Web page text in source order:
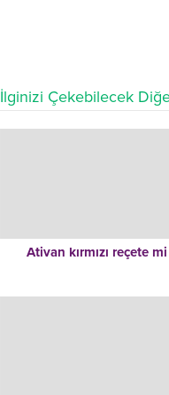
İlginizi Çekebilecek
Ativan kırmızı reçete mi